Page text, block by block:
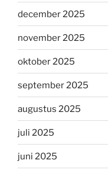
december 2025
november 2025
oktober 2025
september 2025
augustus 2025
juli 2025
juni 2025